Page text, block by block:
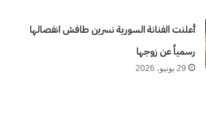
أعلنت الفنانة السورية نسرين طافش انفصالها
رسمياً عن زوجها
29 يونيو، 2026